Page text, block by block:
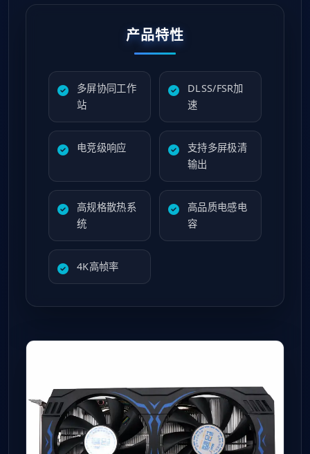
产品特性
多屏协同工作
站
DLSS/FSR加
速
电竞级响应
支持多屏极清
输出
高规格散热系
统
高品质电感电
容
4K高帧率